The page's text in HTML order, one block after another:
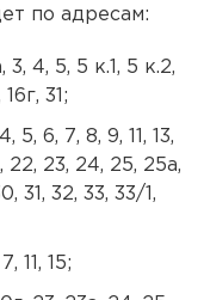
по адресам:
4, 5, 5 к.1, 5 к.2,
31;
6, 7, 8, 9, 11, 13,
22, 23, 24, 25, 25а,
31, 32, 33, 33/1,
11, 15;